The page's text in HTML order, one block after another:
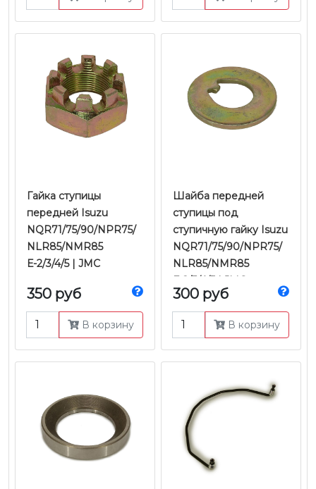
Гайка ступицы
передней Isuzu
NQR71/75/90/NPR75/
NLR85/NMR85
Е-2/3/4/5 | JMC
350 руб
В корзину
Шайба передней
ступицы под
ступичную гайку Isuzu
NQR71/75/90/NPR75/
NLR85/NMR85
Е-2/3/4/5 | JMC
300 руб
В корзину